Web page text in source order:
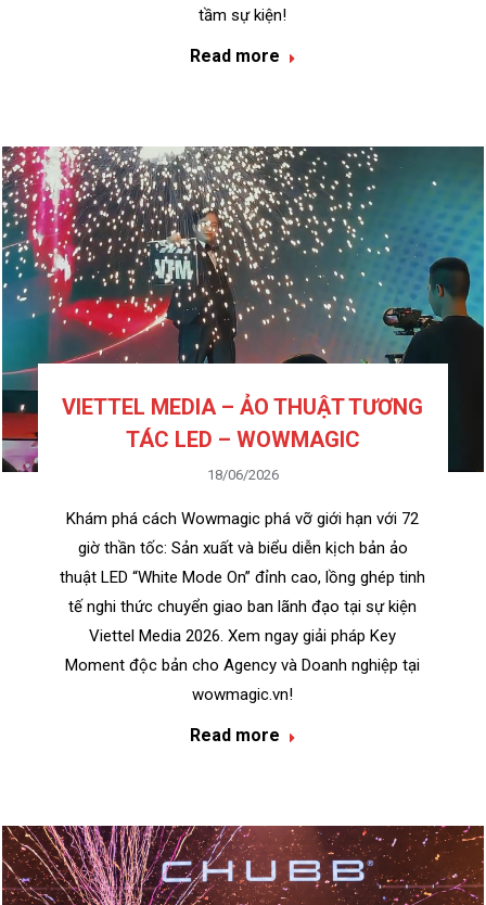
tầm sự kiện!
Read more
VIETTEL MEDIA – ẢO THUẬT TƯƠNG
TÁC LED – WOWMAGIC
18/06/2026
Khám phá cách Wowmagic phá vỡ giới hạn với 72
giờ thần tốc: Sản xuất và biểu diễn kịch bản ảo
thuật LED “White Mode On” đỉnh cao, lồng ghép tinh
tế nghi thức chuyển giao ban lãnh đạo tại sự kiện
Viettel Media 2026. Xem ngay giải pháp Key
Moment độc bản cho Agency và Doanh nghiệp tại
wowmagic.vn!
Read more